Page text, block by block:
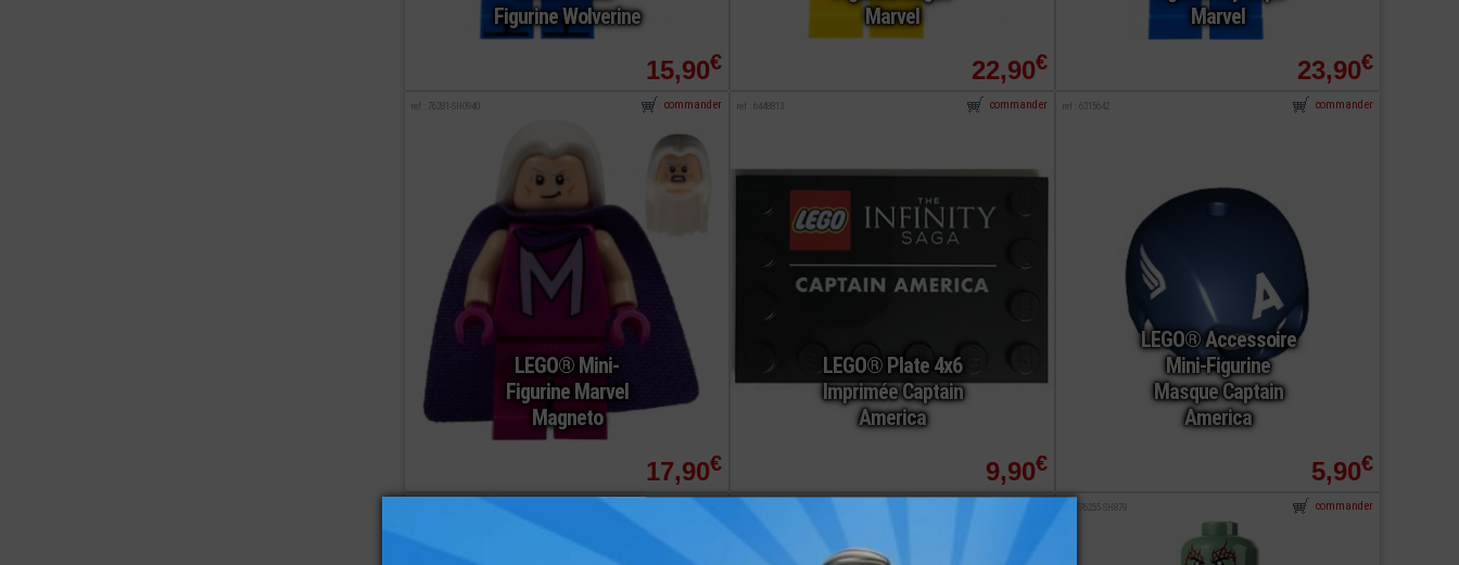
Figurine Wolverine
15,90€
Marvel
22,90€
Marvel
23,90€
LEGO® Mini-
Figurine Marvel
Magneto
ref : 76281-SH0940
17,90€
commander
LEGO® Plate 4x6
Imprimée Captain
America
ref : 6448813
9,90€
commander
LEGO® Accessoire
Mini-Figurine
Masque Captain
America
ref : 6315642
5,90€
commander
commander ref : 76255-SH879 commander